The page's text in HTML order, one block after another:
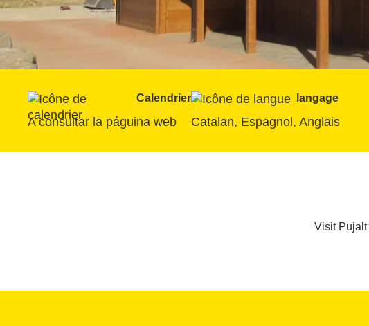
Calendrier
A consultar la páguina web
langage
Catalan, Espagnol, Anglais
Visit Pujalt